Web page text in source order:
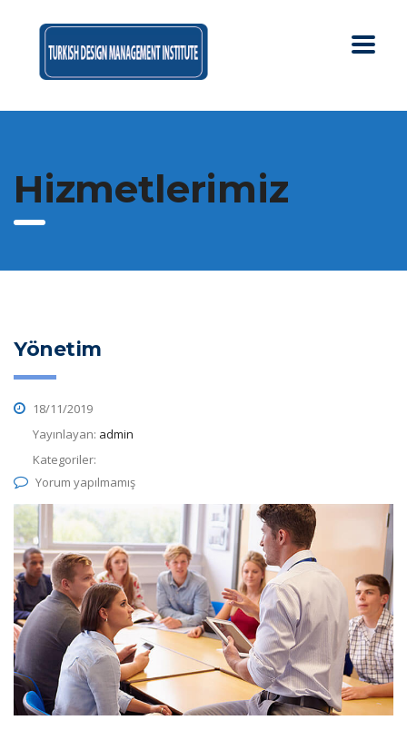
Hizmetlerimiz
Yönetim
18/11/2019
Yayınlayan: admin
Kategoriler:
Yorum yapılmamış